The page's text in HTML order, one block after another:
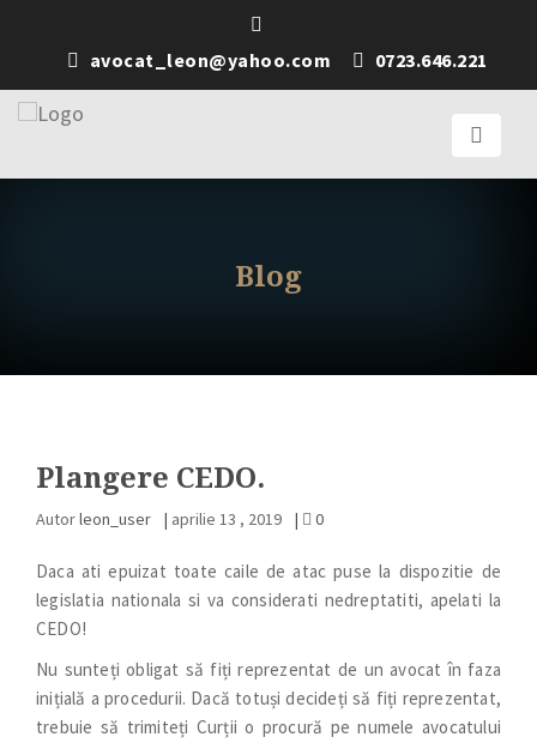
avocat_leon@yahoo.com 0723.646.221
Blog
Plangere CEDO.
Autorleon_user | aprilie 13 , 2019 | 0
Daca ati epuizat toate caile de atac puse la dispozitie de
legislatia nationala si va considerati nedreptatiti, apelati la
CEDO!
Nu sunteți obligat să fiți reprezentat de un avocat în faza
inițială a procedurii. Dacă totuși decideți să fiți reprezentat,
trebuie să trimiteți Curții o procură pe numele avocatului